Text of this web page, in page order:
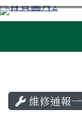
跳至主內容區
桃園市大
主內容區域
維修通報
頁尾區域